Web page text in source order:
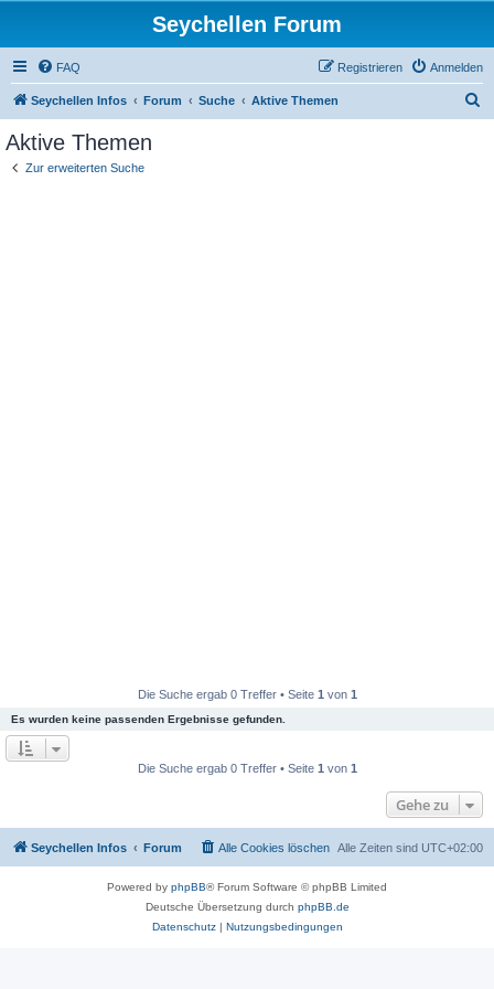
Seychellen Forum
FAQ Anmelden
Registrieren
Seychellen Infos Forum Suche Aktive Themen
Aktive Themen
Zur erweiterten Suche
Die Suche ergab 0 Treffer • Seite 1 von 1
Es wurden keine passenden Ergebnisse gefunden.
Die Suche ergab 0 Treffer • Seite 1 von 1
Gehe zu
Seychellen Infos Forum Alle Zeiten sind UTC+02:00
Alle Cookies löschen
Powered by phpBB® Forum Software © phpBB Limited
Deutsche Übersetzung durch phpBB.de
Datenschutz| Nutzungsbedingungen